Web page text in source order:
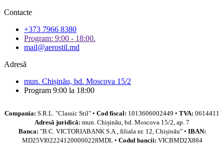
Contacte
+373 7966 8380
Program: 9:00 - 18:00.
mail@aerostil.md
Adresă
mun. Chișinău, bd. Moscova 15/2
Program 9:00 la 18:00
Compania: S.R.L. "Classic Stil" • Cod fiscal: 1013606002449 • TVA: 0614411
Adresă juridică: mun. Chișinău, bd. Moscova 15/2, ap. 7
Banca: "B.C. VICTORIABANK S.A., filiala nr. 12, Chișinău" • IBAN:
MD25VI022241200000228MDL • Codul bancii: VICBMD2X884